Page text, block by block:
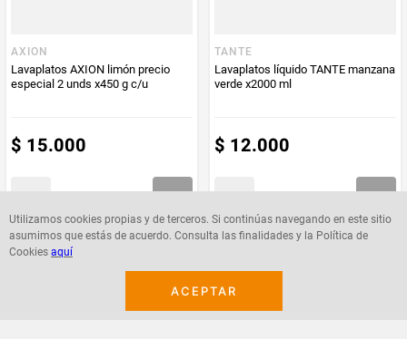
Utilizamos cookies propias y de terceros. Si continúas navegando en este sitio
asumimos que estás de acuerdo. Consulta las finalidades y la Política de
Cookies aquí
ACEPTAR
AXION
Lavaplatos AXION limón precio
especial 2 unds x450 g c/u
$ 15.000
TANTE
Lavaplatos líquido TANTE manzana
verde x2000 ml
$ 12.000